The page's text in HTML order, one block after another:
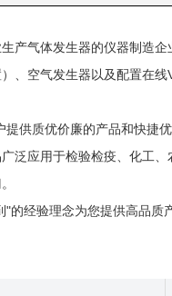
产气体发生器的仪器制造
、空气发生器以及配置在
供质优价廉的产品和快捷
泛应用于检验检疫、化工
的经验理念为您提供高品质